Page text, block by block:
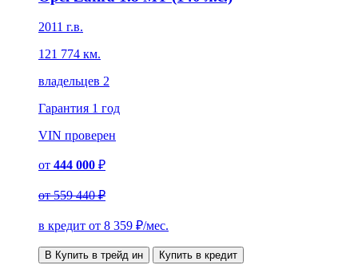
2011 г.в.
121 774 км.
владельцев 2
Гарантия 1 год
VIN проверен
от 444 000 ₽
от559 440 ₽
в кредит от 8 359 ₽/мес.
В Купить в трейд ин Купить в кредит